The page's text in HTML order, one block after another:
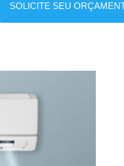
SOLICITE SEU